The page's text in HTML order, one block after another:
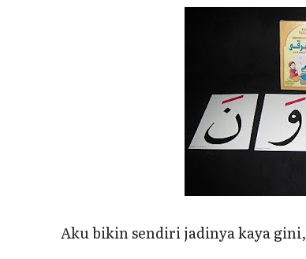
Aku bikin sendiri jadinya kaya gini,